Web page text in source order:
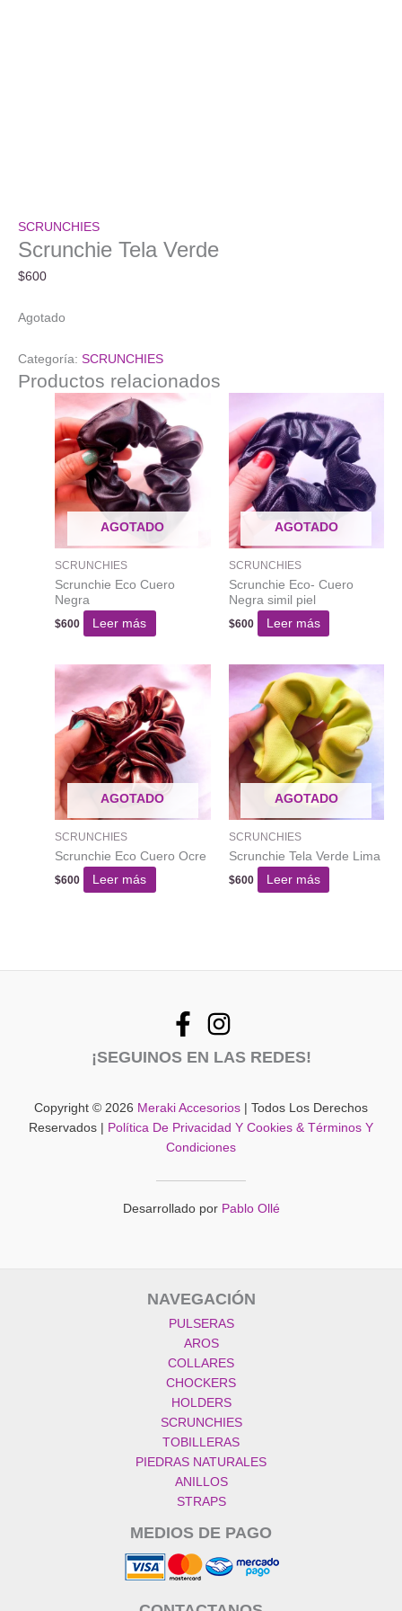
SCRUNCHIES
Scrunchie Tela Verde
$600
Agotado
Categoría: SCRUNCHIES
Productos relacionados
AGOTADO
SCRUNCHIES
Scrunchie Eco Cuero
Negra
$600 Leer más
AGOTADO
SCRUNCHIES
Scrunchie Eco- Cuero
Negra simil piel
$600 Leer más
AGOTADO
SCRUNCHIES
Scrunchie Eco Cuero Ocre
$600 Leer más
AGOTADO
SCRUNCHIES
Scrunchie Tela Verde Lima
$600 Leer más
¡SEGUINOS EN LAS REDES!
Copyright © 2026 Meraki Accesorios | Todos Los Derechos
Reservados |
Política De Privacidad Y Cookies & Términos Y
Condiciones
Desarrollado por Pablo Ollé
NAVEGACIÓN
PULSERAS
AROS
COLLARES
CHOCKERS
HOLDERS
SCRUNCHIES
TOBILLERAS
PIEDRAS NATURALES
ANILLOS
STRAPS
MEDIOS DE PAGO